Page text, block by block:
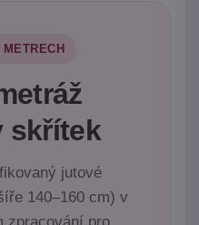
skřítek
jutové
140–160 cm) v